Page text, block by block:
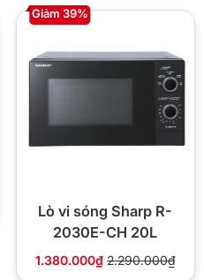
Giảm 39%
Lò vi sóng Sharp R-
2030E-CH 20L
1.380.000₫ 2.290.000₫